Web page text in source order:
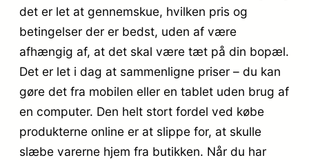
det er let at gennemskue, hvilken pris og
betingelser der er bedst, uden af være
afhængig af, at det skal være tæt på din bopæl.
Det er let i dag at sammenligne priser – du kan
gøre det fra mobilen eller en tablet uden brug af
en computer. Den helt stort fordel ved købe
produkterne online er at slippe for, at skulle
slæbe varerne hjem fra butikken. Når du har